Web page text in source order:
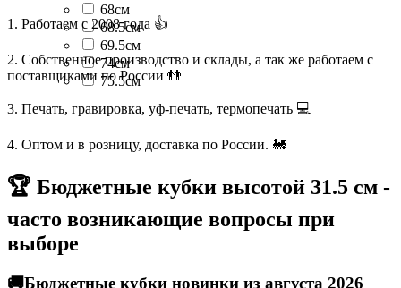
68см
68.5см
69.5см
74см
75.5см
1. Работаем с 2008 года 👍
2. Собственное производство и склады, а так же работаем с
поставщиками по России 👬
3. Печать, гравировка, уф-печать, термопечать 💻
4. Оптом и в розницу, доставка по России. 🚂
🏆 Бюджетные кубки высотой 31.5 см -
часто возникающие вопросы при
выборе
🚚Бюджетные кубки новинки из августа 2026